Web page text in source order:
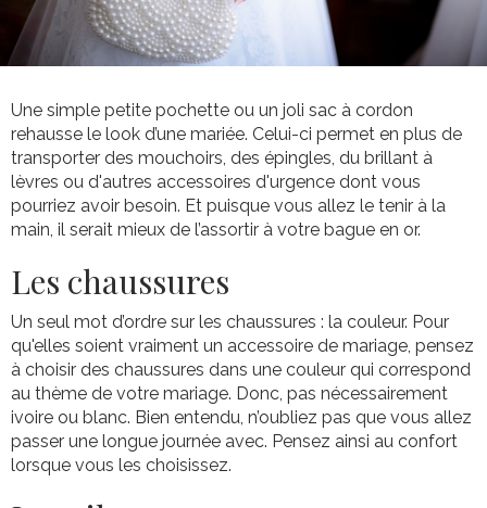
Une simple petite pochette ou un joli sac à cordon
rehausse le look d’une mariée. Celui-ci permet en plus de
transporter des mouchoirs, des épingles, du brillant à
lèvres ou d'autres accessoires d'urgence dont vous
pourriez avoir besoin. Et puisque vous allez le tenir à la
main, il serait mieux de l’assortir à votre bague en or.
Les chaussures
Un seul mot d’ordre sur les chaussures : la couleur. Pour
qu'elles soient vraiment un accessoire de mariage, pensez
à choisir des chaussures dans une couleur qui correspond
au thème de votre mariage. Donc, pas nécessairement
ivoire ou blanc. Bien entendu, n’oubliez pas que vous allez
passer une longue journée avec. Pensez ainsi au confort
lorsque vous les choisissez.